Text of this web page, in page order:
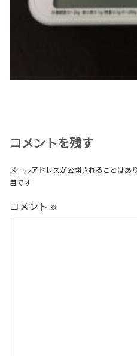
コメントを残す
メールアドレスが公開されることはあ
目です
コメント ※